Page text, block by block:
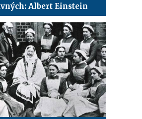
Albert Einstein